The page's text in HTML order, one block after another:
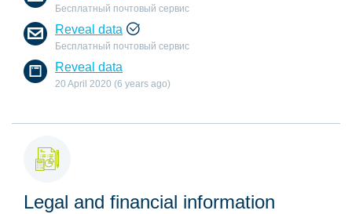
Бесплатный почтовый сервис
Reveal data
Бесплатный почтовый сервис
Reveal data
20 April 2020 (6 years ago)
Legal and financial information